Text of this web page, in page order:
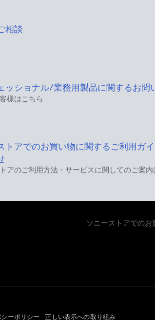
相談
ッショナル/業務用製品に関するお問
様はこちら
トアでのお買い物に関するご利用ガ
アのご利用方法・サービスに関してのご案内
ソニーストアでのお
ーポリシー 正しい表示への取り組み